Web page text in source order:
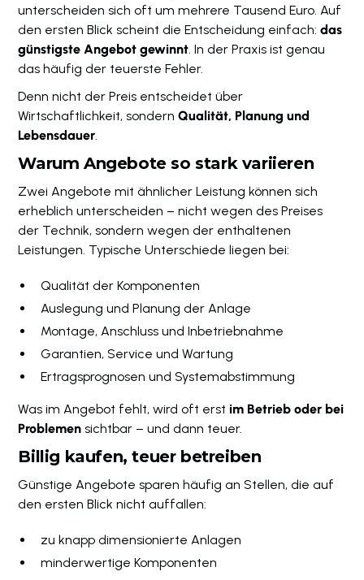
unterscheiden sich oft um mehrere Tausend Euro. Auf
den ersten Blick scheint die Entscheidung einfach:das
günstigste Angebot gewinnt. In der Praxis ist genau
das häufig der teuerste Fehler.
Denn nicht der Preis entscheidet über
Wirtschaftlichkeit, sondernQualität, Planung und
Lebensdauer.
Warum Angebote so stark variieren
Zwei Angebote mit ähnlicher Leistung können sich
erheblich unterscheiden – nicht wegen des Preises
der Technik, sondern wegen der enthaltenen
Leistungen. Typische Unterschiede liegen bei:
Qualität der Komponenten
Auslegung und Planung der Anlage
Montage, Anschluss und Inbetriebnahme
Garantien, Service und Wartung
Ertragsprognosen und Systemabstimmung
Was im Angebot fehlt, wird oft erst im Betrieb oder bei
Problemen sichtbar – und dann teuer.
Billig kaufen, teuer betreiben
Günstige Angebote sparen häufig an Stellen, die auf
den ersten Blick nicht auffallen:
zu knapp dimensionierte Anlagen
minderwertige Komponenten